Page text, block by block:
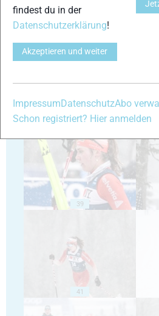
35
37
39
41
findest du in der
Datenschutzerklärung!
Akzeptieren und weiter
Impressum DatenschutzAbo
Schon registriert? Hier anmelden